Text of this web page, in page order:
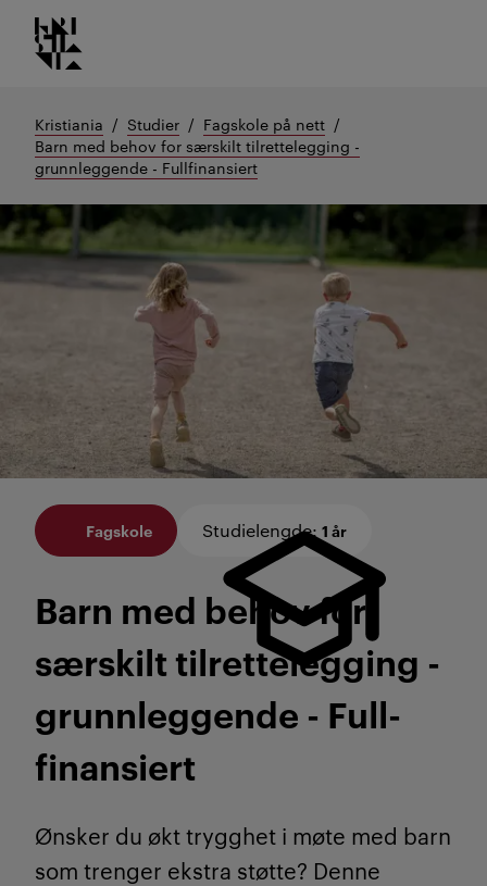
Gå
til
Kristiania logo
Kristiania Studier
Fagskole på nett
Barn med behov for særskilt tilrettelegging -
grunnleggende - Fullfinansiert
Fagskole Studielengde: 1 år
Barn med behov for
særskilt tilrettelegg­ing -
grunnleggende - Full­
finansiert
Ønsker du økt trygghet i møte med barn
som trenger ekstra støtte? Denne